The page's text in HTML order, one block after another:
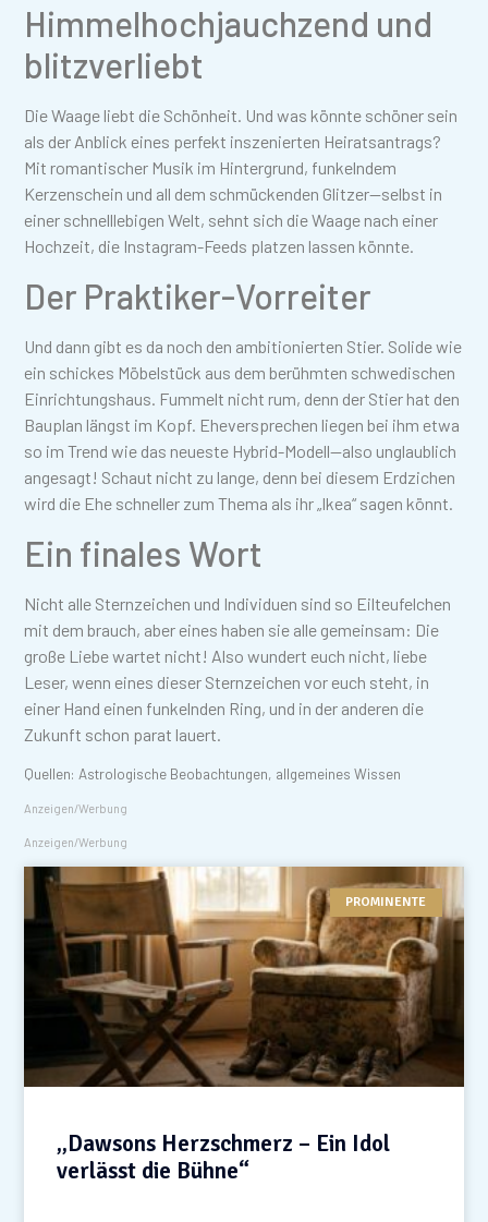
Himmelhochjauchzend und
blitzverliebt
Die Waage liebt die Schönheit. Und was könnte schöner sein
als der Anblick eines perfekt inszenierten Heiratsantrags?
Mit romantischer Musik im Hintergrund, funkelndem
Kerzenschein und all dem schmückenden Glitzer—selbst in
einer schnelllebigen Welt, sehnt sich die Waage nach einer
Hochzeit, die Instagram-Feeds platzen lassen könnte.
Der Praktiker-Vorreiter
Und dann gibt es da noch den ambitionierten Stier. Solide wie
ein schickes Möbelstück aus dem berühmten schwedischen
Einrichtungshaus. Fummelt nicht rum, denn der Stier hat den
Bauplan längst im Kopf. Eheversprechen liegen bei ihm etwa
so im Trend wie das neueste Hybrid-Modell—also unglaublich
angesagt! Schaut nicht zu lange, denn bei diesem Erdzichen
wird die Ehe schneller zum Thema als ihr „Ikea“ sagen könnt.
Ein finales Wort
Nicht alle Sternzeichen und Individuen sind so Eilteufelchen
mit dem brauch, aber eines haben sie alle gemeinsam: Die
große Liebe wartet nicht! Also wundert euch nicht, liebe
Leser, wenn eines dieser Sternzeichen vor euch steht, in
einer Hand einen funkelnden Ring, und in der anderen die
Zukunft schon parat lauert.
Quellen: Astrologische Beobachtungen, allgemeines Wissen
Anzeigen/Werbung
Anzeigen/Werbung
PROMINENTE
„Dawsons Herzschmerz – Ein Idol
verlässt die Bühne“